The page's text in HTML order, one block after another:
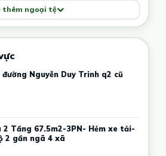
thêm ngoại tệ
Nguyễn Duy Trinh q2 cũ
2 Tầng 67.5m2-3PN- Hẻm xe tải-
2 gần ngã 4 xã